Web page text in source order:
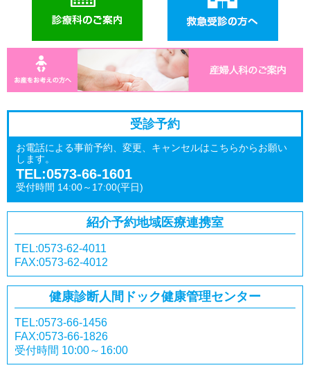
受診予約
お電話による事前予約、変更、キャンセルはこちらからお願い
します。
TEL:0573-66-1601
受付時間 14:00～17:00(平日)
紹介予約地域医療連携室
TEL:0573-62-4011
FAX:0573-62-4012
健康診断人間ドック健康管理センター
TEL:0573-66-1456
FAX:0573-66-1826
受付時間 10:00～16:00